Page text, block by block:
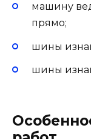
машину
прямо;
шины
шины